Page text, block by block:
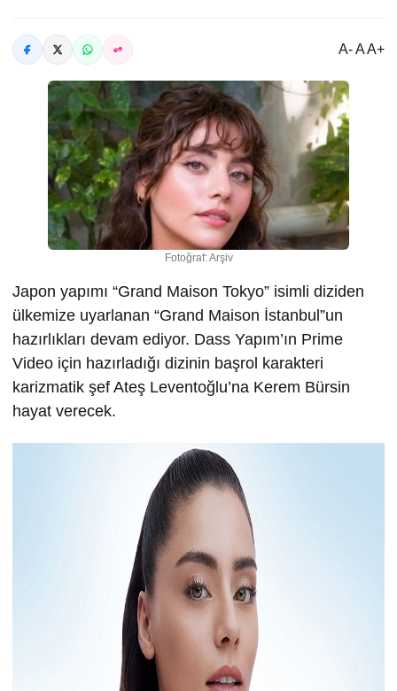
A- A A+
Fotoğraf: Arşiv
Japon yapımı “Grand Maison Tokyo” isimli diziden
ülkemize uyarlanan “Grand Maison İstanbul”un
hazırlıkları devam ediyor. Dass Yapım’ın Prime
Video için hazırladığı dizinin başrol karakteri
karizmatik şef Ateş Leventoğlu’na Kerem Bürsin
hayat verecek.